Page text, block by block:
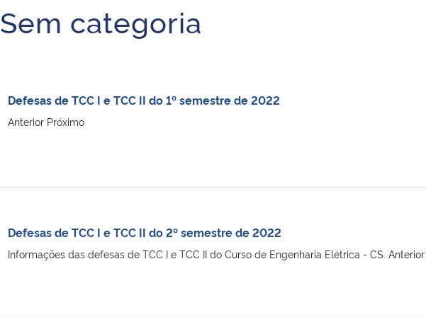
Gabinete de Segurança
Advocacia-Geral da União
Sem categoria
Defesas de TCC I e TCC II do 1º semestre de 2022
Anterior Próximo
Defesas de TCC I e TCC II do 2º semestre de 2022
Informações das defesas de TCC I e TCC II do Curso de Engenharia Elétrica - CS.